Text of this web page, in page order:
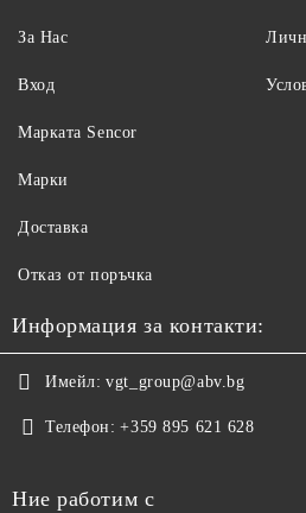
За Нас
Вход
Maрката Sencor
Марки
Доставка
Отказ от поръчка
Информация за контакти:
Имейл: vgt_group@abv.bg
Телефон: +359 895 621 628
Ние работим с